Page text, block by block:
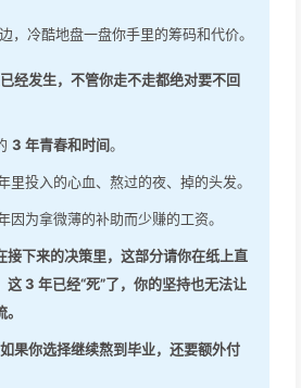
，冷酷地盘一盘你手里的筹码和代价。
经发生，不管你走不走都绝对要不回
3 年青春和时间。
里投入的心血、熬过的夜、掉的头发。
因为拿微薄的补助而少赚的工资。
接下来的决策里，这部分请你在纸上直
这 3 年已经“死”了，你的坚持也无法让
果你选择继续熬到毕业，还要额外付